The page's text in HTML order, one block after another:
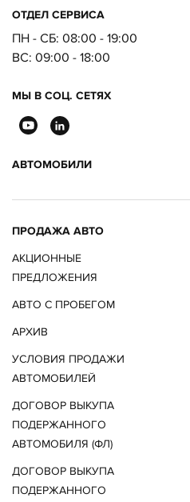
ОТДЕЛ CЕРВИСА
ПН - СБ: 08:00 - 19:00
ВC: 09:00 - 18:00
МЫ В СОЦ. СЕТЯХ
АВТОМОБИЛИ
ПРОДАЖА АВТО
АКЦИОННЫЕ
ПРЕДЛОЖЕНИЯ
АВТО С ПРОБЕГОМ
АРХИВ
УСЛОВИЯ ПРОДАЖИ
АВТОМОБИЛЕЙ
ДОГОВОР ВЫКУПА
ПОДЕРЖАННОГО
АВТОМОБИЛЯ (ФЛ)
ДОГОВОР ВЫКУПА
ПОДЕРЖАННОГО